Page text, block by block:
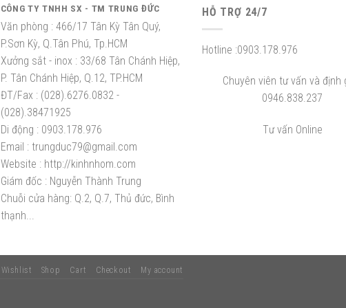
CÔNG TY TNHH SX - TM TRUNG ĐỨC
Văn phòng :466/17 Tân Kỳ Tân Quý,
P.Sơn Kỳ, Q.Tân Phú, Tp.HCM
Xưởng sắt - inox :33/68 Tân Chánh Hiệp,
P. Tân Chánh Hiệp, Q.12, TP.HCM
ĐT/Fax :(028).6276.0832 -
(028).38471925
Di động :0903.178.976
Email :trungduc79@gmail.com
Website :http://kinhnhom.com
Giám đốc :Nguyễn Thành Trung
Chuỗi cửa hàng: Q.2, Q.7, Thủ đức, Bình
thạnh...
HỖ TRỢ 24/7
Hotline :0903.178.976
Chuyên viên tư vấn và định
0946.838.237
Tư vấn Online
Wishlist Shop Cart Checkout My account